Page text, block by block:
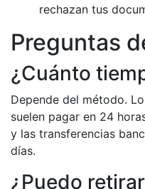
rechazan tus
Preguntas
¿Cuánto
Depende del método.
suelen pagar en 24
y las transferencias
días.
¿Puedo